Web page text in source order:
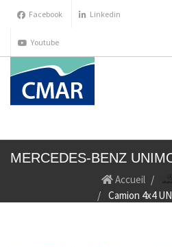
Facebook Linkedin
Youtube
MERCEDES-BENZ
Accueil
Camion 4x4